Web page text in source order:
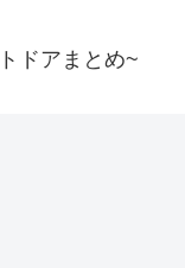
ドアまとめ~